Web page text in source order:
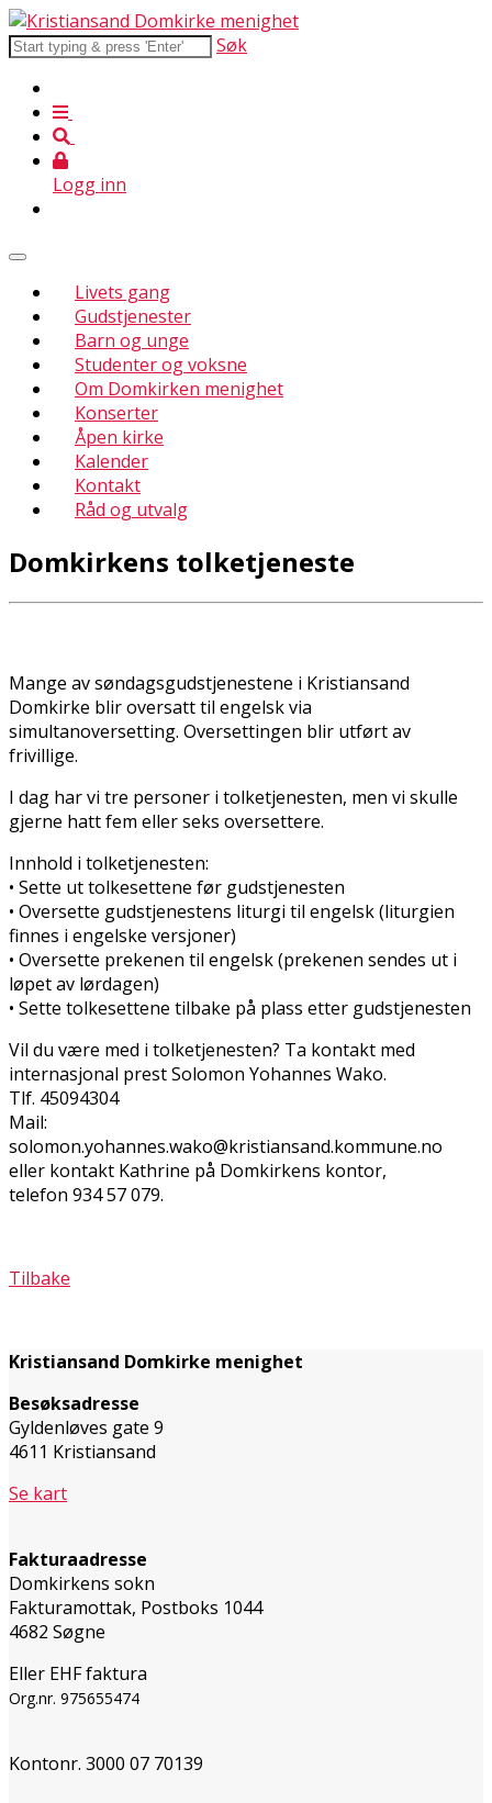
Søk
Logg inn
Livets gang
Gudstjenester
Barn og unge
Studenter og voksne
Om Domkirken menighet
Konserter
Åpen kirke
Kalender
Kontakt
Råd og utvalg
Domkirkens tolketjeneste
Mange av søndagsgudstjenestene i Kristiansand
Domkirke blir oversatt til engelsk via
simultanoversetting. Oversettingen blir utført av
frivillige.
I dag har vi tre personer i tolketjenesten, men vi skulle
gjerne hatt fem eller seks oversettere.
Innhold i tolketjenesten:
• Sette ut tolkesettene før gudstjenesten
• Oversette gudstjenestens liturgi til engelsk (liturgien
finnes i engelske versjoner)
• Oversette prekenen til engelsk (prekenen sendes ut i
løpet av lørdagen)
• Sette tolkesettene tilbake på plass etter gudstjenesten
Vil du være med i tolketjenesten? Ta kontakt med
internasjonal prest Solomon Yohannes Wako.
Tlf. 45094304
Mail:
solomon.yohannes.wako@kristiansand.kommune.no
eller kontakt Kathrine på Domkirkens kontor,
​telefon 934 57 079.
Tilbake
Kristiansand Domkirke menighet
Besøksadresse
Gyldenløves gate 9
4611 Kristiansand
Se kart
Fakturaadresse
Domkirkens sokn
Fakturamottak, Postboks 1044
4682 Søgne
Eller EHF faktura
Org.nr. 975655474
Kontonr. 3000 07 70139